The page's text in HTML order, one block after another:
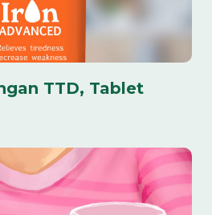
TTD, Tablet